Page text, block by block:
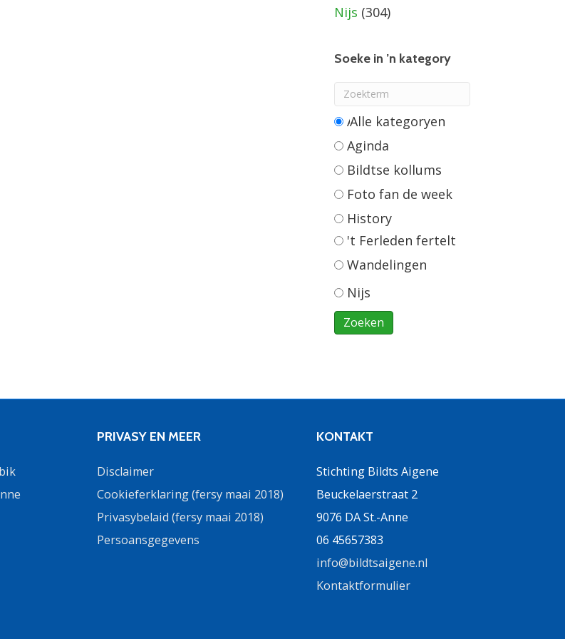
Nijs (304)
Soeke in ’n kategory
Alle categorieën
Aginda
Bildtse kollums
Foto fan de week
History
't Ferleden fertelt
Wandelingen
Nijs
PRIVASY EN MEER
Disclaimer
Cookieferklaring (fersy maai 2018)
Privasybelaid (fersy maai 2018)
Persoansgegevens
KONTAKT
Stichting Bildts Aigene
Beuckelaerstraat 2
9076 DA St.-Anne
06 45657383
info@bildtsaigene.nl
Kontaktformulier